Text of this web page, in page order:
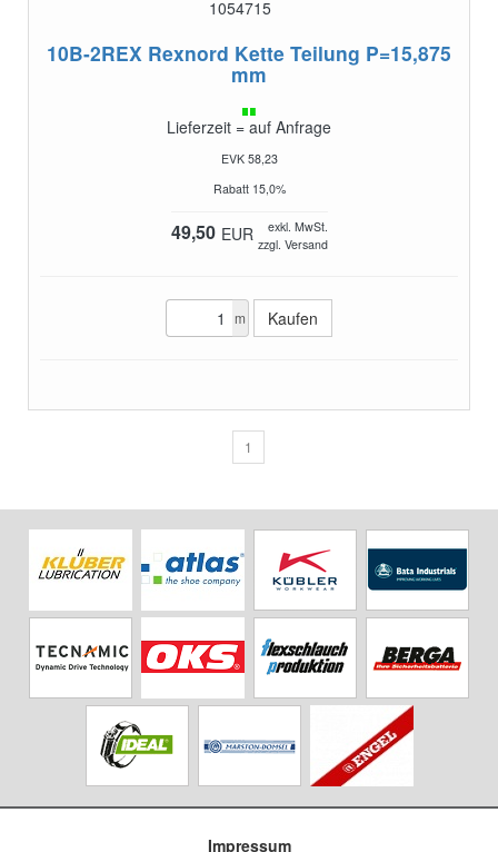
1054715
10B-2REX Rexnord Kette Teilung P=15,875
mm
Lieferzeit = auf Anfrage
EVK 58,23
Rabatt 15,0%
49,50 EUR
exkl. MwSt.
zzgl. Versand
m
1
Impressum